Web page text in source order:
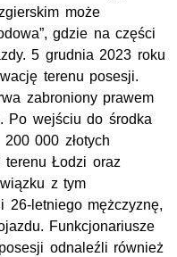
może
gdzie na części
5 grudnia 2023 roku
terenu posesji.
zabroniony prawem
Po wejściu do środka
000 złotych
Łodzi oraz
z tym
26-letniego mężczyznę,
Funkcjonariusze
odnaleźli również